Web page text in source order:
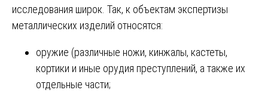
исследования широк. Так, к объектам экспертизы
металлических изделий относятся:
оружие (различные ножи, кинжалы, кастеты,
кортики и иные орудия преступлений, а также их
отдельные части;